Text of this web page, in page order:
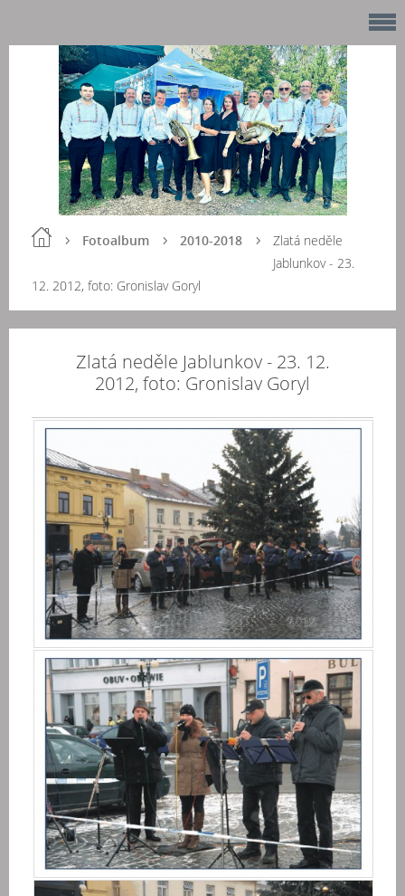
Fotoalbum 2010-2018
Zlatá neděle
Jablunkov - 23.
12. 2012, foto: Gronislav Goryl
Zlatá neděle Jablunkov - 23. 12.
2012, foto: Gronislav Goryl